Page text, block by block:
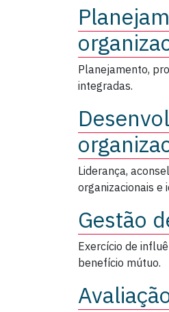
Planejamento,
integradas.
Liderança,
organizacionais e
Gestão
Exercício de
benefício mútuo.